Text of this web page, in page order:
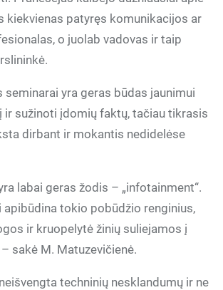
kiekvienas patyręs komunikacijos ar
o juolab vadovas ir taip
seminarai yra geras būdas jaunimui
ir sužinoti įdomių faktų, tačiau tikrasis
dirbant ir mokantis nedidelėse
labai geras žodis – „infotainment“.
apibūdina tokio pobūdžio renginius,
ir kruopelytė žinių suliejamos į
sakė M. Matuzevičienė.
techninių nesklandumų ir ne